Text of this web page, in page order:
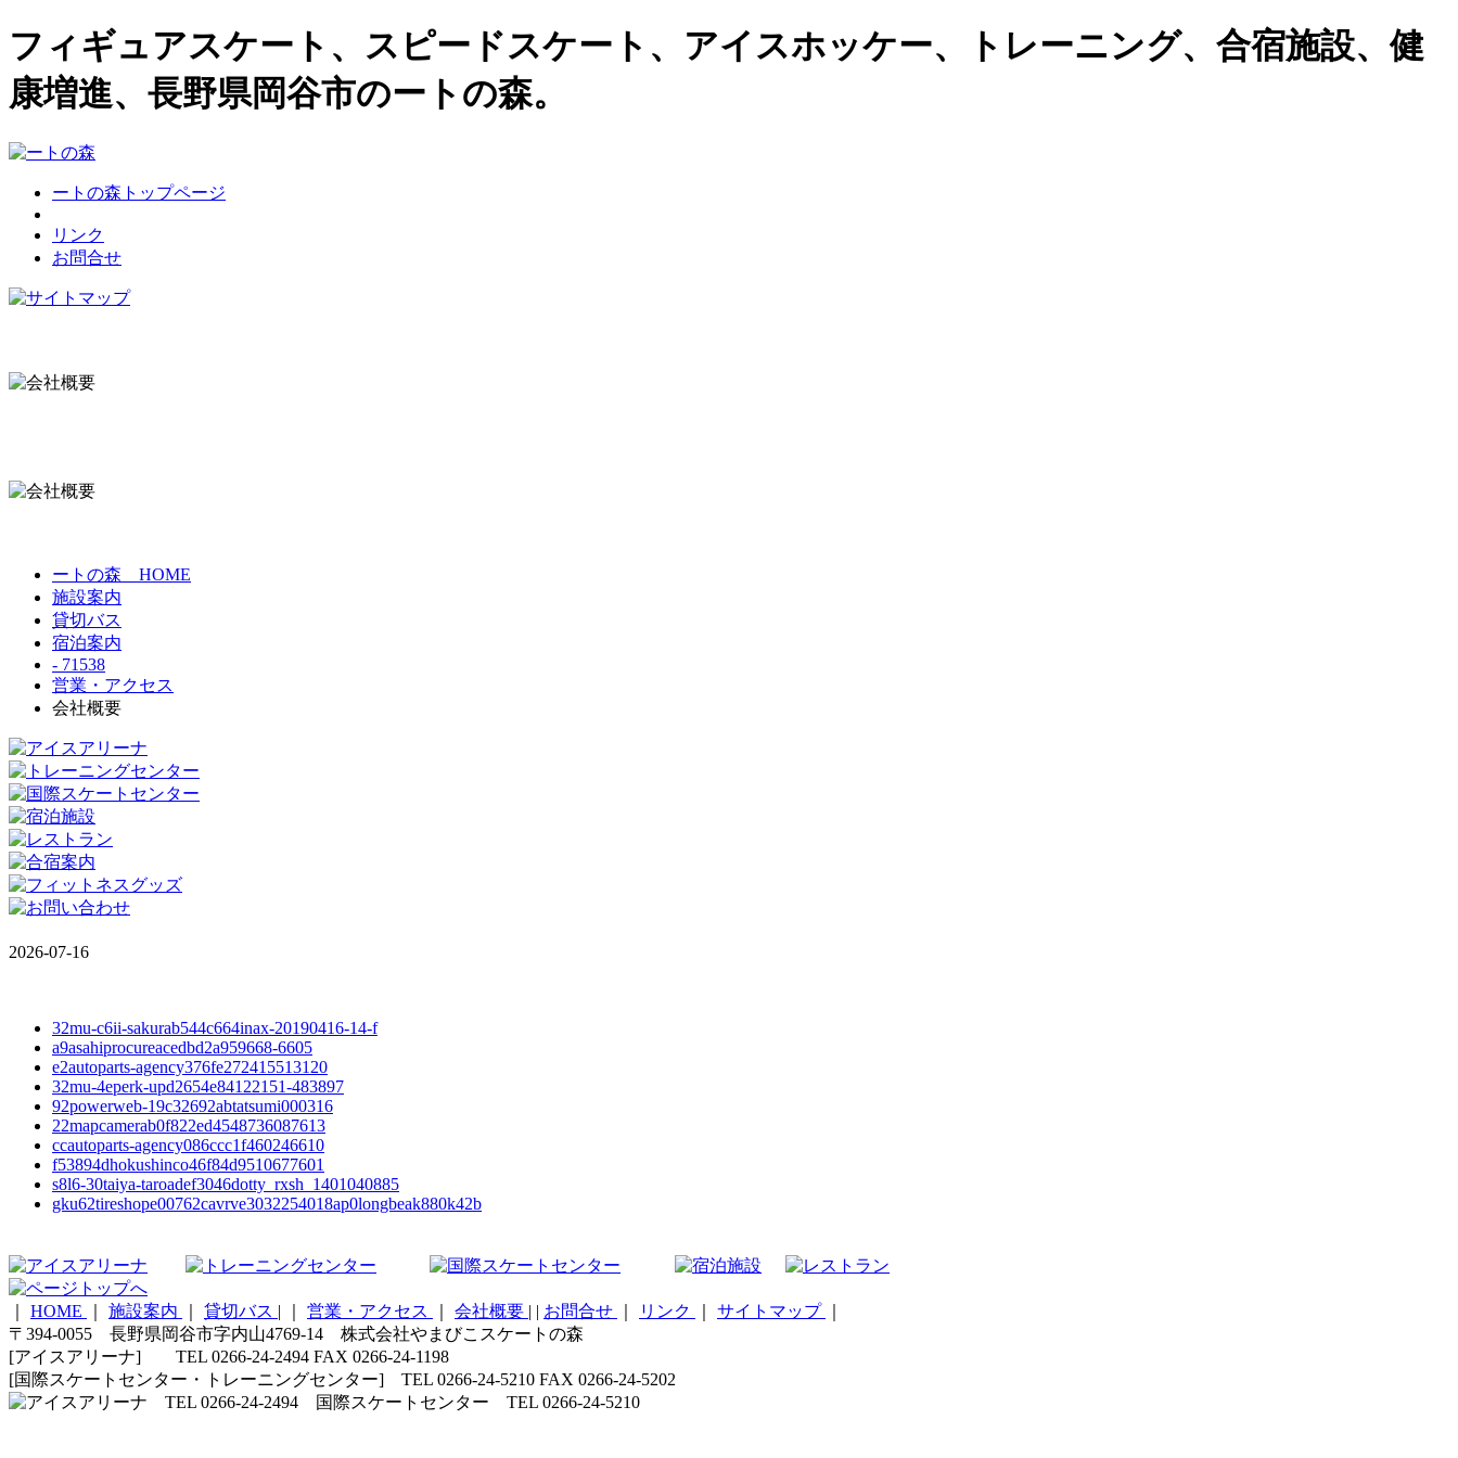
フィギュアスケート、スピードスケート、アイスホッケー、トレーニング、合宿施設、健
康増進、長野県岡谷市のートの森。
ートの森トップページ
リンク
お問合せ
ートの森 HOME
施設案内
貸切バス
宿泊案内
- 71538
営業・アクセス
会社概要
2026-07-16
32mu-c6ii-sakurab544c664inax-20190416-14-f
a9asahiprocureacedbd2a959668-6605
e2autoparts-agency376fe272415513120
32mu-4eperk-upd2654e84122151-483897
92powerweb-19c32692abtatsumi000316
22mapcamerab0f822ed4548736087613
ccautoparts-agency086ccc1f460246610
f53894dhokushinco46f84d9510677601
s8l6-30taiya-taroadef3046dotty_rxsh_1401040885
gku62tireshope00762cavrve3032254018ap0longbeak880k42b
HOME 施設案内 貸切バス | 営業・アクセス 会社概要 | | お問合せ リンク サイトマップ
〒394-0055 長野県岡谷市字内山4769-14 株式会社やまびこスケートの森
[アイスアリーナ] TEL 0266-24-2494 FAX 0266-24-1198
[国際スケートセンター・トレーニングセンター] TEL 0266-24-5210 FAX 0266-24-5202